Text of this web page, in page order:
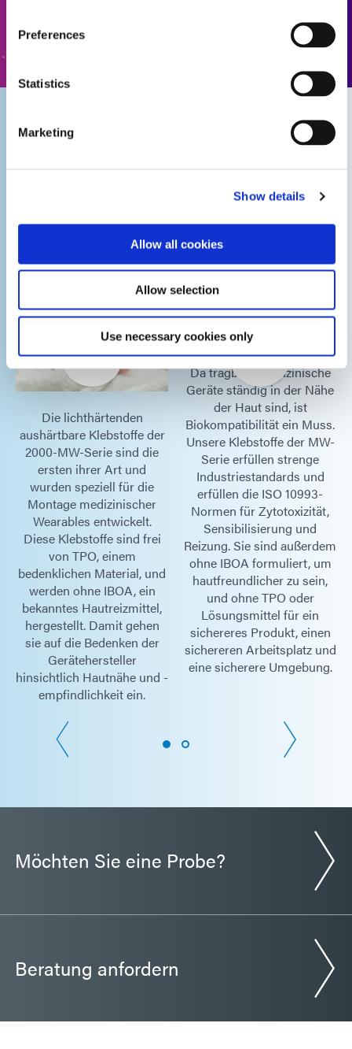
Preferences
Statistics
Marketing
Show details
Allow all cookies
Allow selection
Use necessary cookies only
Biokompatible
medizinischer
Geräte
Die lichthärtenden
aushärtbare Klebstoffe der
2000-MW-Serie sind die
ersten ihrer Art und
wurden speziell für die
Montage medizinischer
Wearables entwickelt.
Diese Klebstoffe sind frei
von TPO, einem
bedenklichen Material, und
werden ohne IBOA, ein
bekanntes Hautreizmittel,
hergestellt. Damit gehen
sie auf die Bedenken der
Gerätehersteller
hinsichtlich Hautnähe und -
empfindlichkeit ein.
Klebstoffe von
Montage
medizinischer
Produkte
Da tragbare medizinische
Geräte ständig in der Nähe
der Haut sind, ist
Biokompatibilität ein Muss.
Unsere Klebstoffe der MW-
Serie erfüllen strenge
Industriestandards und
erfüllen die ISO 10993-
Normen für Zytotoxizität,
Sensibilisierung und
Reizung. Sie sind außerdem
ohne IBOA formuliert, um
hautfreundlicher zu sein,
und ohne TPO oder
Lösungsmittel für ein
sichereres Produkt, einen
sichereren Arbeitsplatz und
eine sicherere Umgebung.
Möchten Sie eine Probe?
Beratung anfordern